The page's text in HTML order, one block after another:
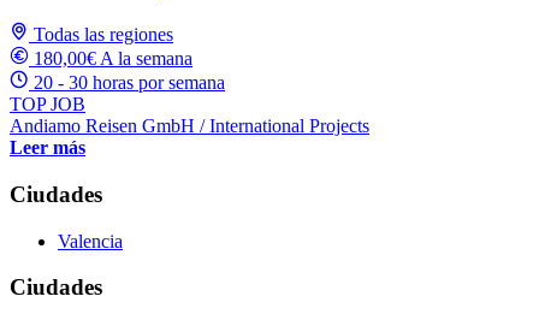
Todas las regiones
180,00€ A la semana
20 - 30 horas por semana
TOP JOB
Andiamo Reisen GmbH / International Projects
Leer más
Ciudades
Valencia
Ciudades